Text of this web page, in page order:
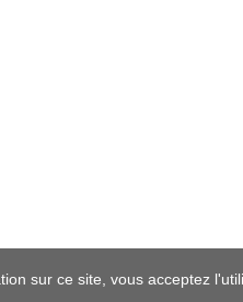
sur ce site, vous acceptez